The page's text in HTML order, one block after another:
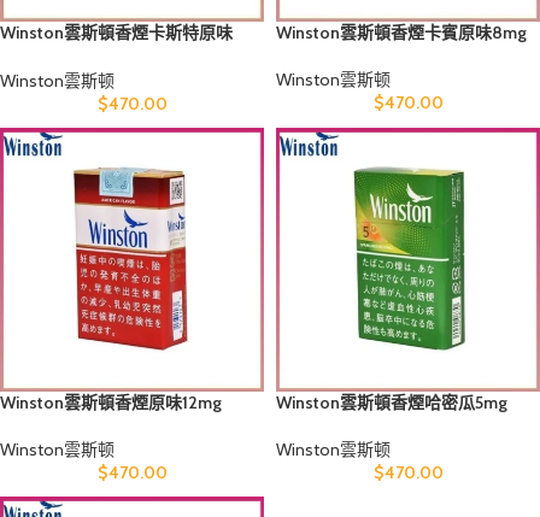
Winston雲斯頓香煙卡斯特原味
Winston雲斯顿
$470.00
Winston雲斯頓香煙卡賓原味8mg
Winston雲斯顿
$470.00
Winston雲斯頓香煙原味12mg
Winston雲斯顿
$470.00
Winston雲斯頓香煙哈密瓜5mg
Winston雲斯顿
$470.00